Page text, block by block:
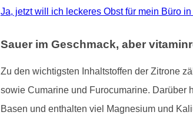
Ja, jetzt will ich leckeres Obst für mein Büro
Sauer im Geschmack, aber
Zu den wichtigsten Inhaltstoffen der Zitrone
sowie Cumarine und Furocumarine. Darüber
Basen und enthalten viel Magnesium und